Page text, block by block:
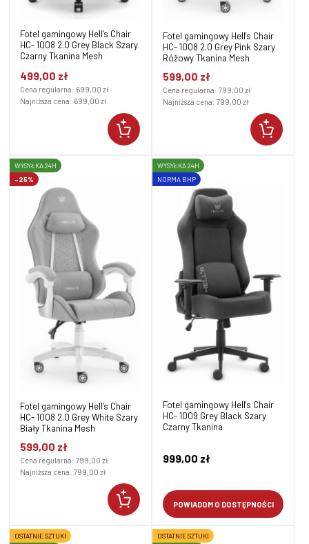
Fotel gamingowy Hell's Chair
HC- 1008 2.0 Grey Black Szary
Czarny Tkanina Mesh
499,00 zł
Cena regularna: 699,00 zł
Najniższa cena: 699,00 zł
Fotel gamingowy Hell's Chair
HC- 1008 2.0 Grey Pink Szary
Różowy Tkanina Mesh
599,00 zł
Cena regularna: 799,00 zł
Najniższa cena: 799,00 zł
Fotel gamingowy Hell's Chair
HC- 1008 2.0 Grey White Szary
Biały Tkanina Mesh
599,00 zł
Cena regularna: 799,00 zł
Najniższa cena: 799,00 zł
-25%
WYSYŁKA 24H
Fotel gamingowy Hell's Chair
HC- 1009 Grey Black Szary
Czarny Tkanina
999,00 zł
POWIADOM O DOSTĘPNOŚCI
WYSYŁKA 24H
NORMA BHP
OSTATNIE SZTUKI
OSTATNIE SZTUKI